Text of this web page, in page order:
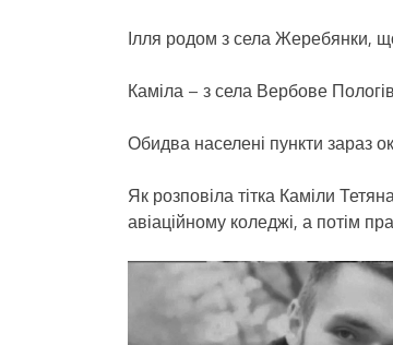
Ілля родом з села Жеребянки,
Каміла – з села Вербове
Обидва населені пункти зараз
Як розповіла тітка Каміли
авіаційному коледжі, а потім